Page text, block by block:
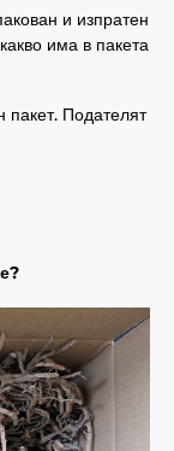
и изпратен
има в пакета
пакет. Подателят